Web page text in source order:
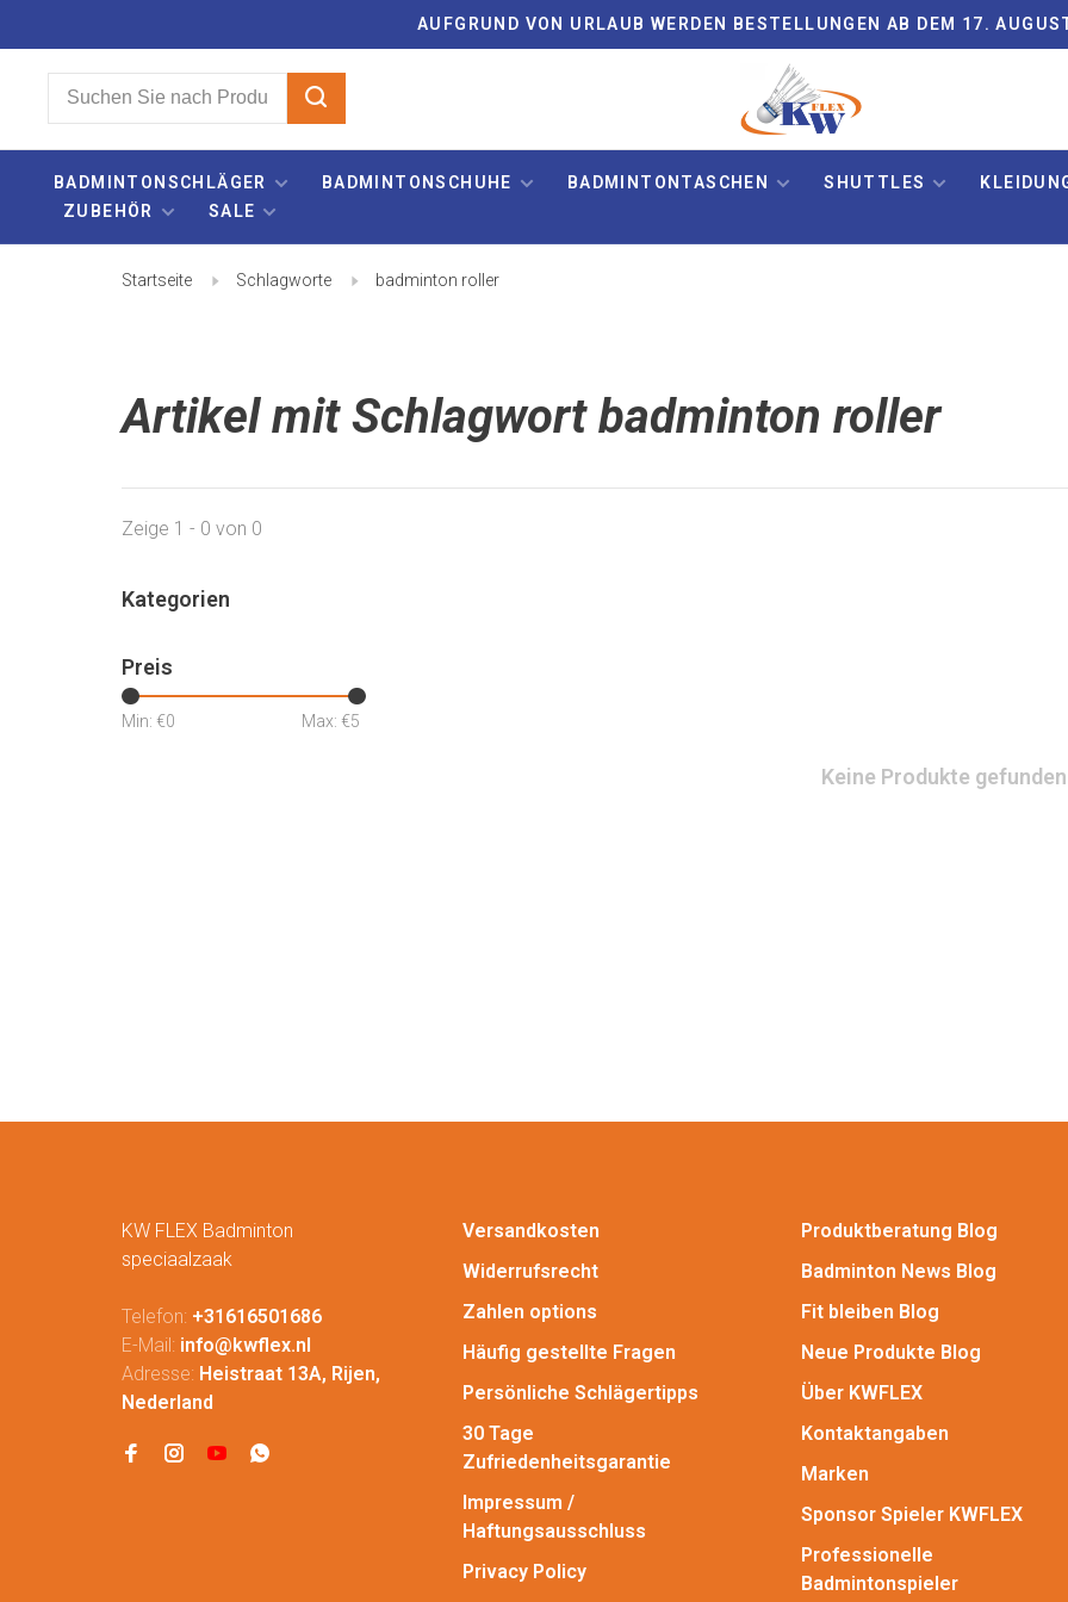
AUFGRUND VON URLAUB WERDEN BESTELLUNGEN AB DEM 17.
BADMINTONSCHLÄGER BADMINTONSCHUHE BADMINTONTASCHEN SHUTTLES
ZUBEHÖR
SALE
Startseite Schlagworte badminton roller
Artikel mit Schlagwort badminton roller
Zeige 1 - 0 von 0
Kategorien
Preis
Min: €0 Max: €5
Keine Produkte
KW FLEX Badminton
speciaalzaak
Telefon: +31616501686
E-Mail: info@kwflex.nl
Adresse: Heistraat 13A, Rijen,
Nederland
Versandkosten
Widerrufsrecht
Zahlen options
Häufig gestellte Fragen
Persönliche Schlägertipps
30 Tage
Zufriedenheitsgarantie
Impressum /
Haftungsausschluss
Privacy Policy
Produktberatung Blog
Badminton News Blog
Fit bleiben Blog
Neue Produkte Blog
Über KWFLEX
Kontaktangaben
Marken
Sponsor Spieler KWFLEX
Professionelle
Badmintonspieler